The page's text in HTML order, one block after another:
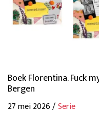
Boek Florentina. Fuck
Bergen
27 mei 2026 /Serie